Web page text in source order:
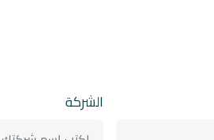
الشركة